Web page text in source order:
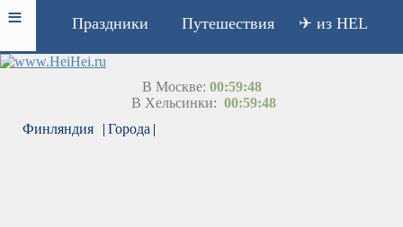
≡ Праздники Путешествия ✈ из HEL
В Москве: 00:59:48
В Хельсинки: 00:59:48
Финляндия
| Города |